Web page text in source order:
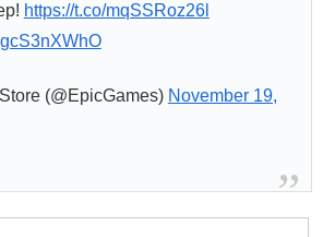
https://t.co/mqSSRoz26l
(@EpicGames) November 19,